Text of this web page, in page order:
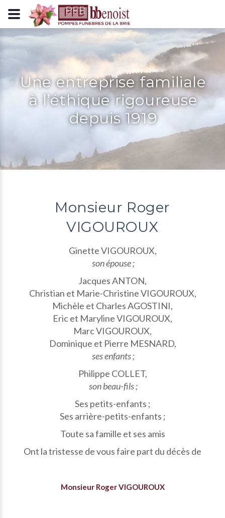
Panneau de gestion des cookies
Une entreprise familiale
à l’éthique rigoureuse
depuis 1919
Monsieur Roger
VIGOUROUX
Ginette VIGOUROUX,
son épouse ;
Jacques ANTON,
Christian et Marie-Christine VIGOUROUX,
Michèle et Charles AGOSTINI,
Eric et Maryline VIGOUROUX,
Marc VIGOUROUX,
Dominique et Pierre MESNARD,
ses enfants ;
Philippe COLLET,
son beau-fils ;
Ses petits-enfants ;
Ses arrière-petits-enfants ;
Toute sa famille et ses amis
Ont la tristesse de vous faire part du décès de
Monsieur Roger VIGOUROUX